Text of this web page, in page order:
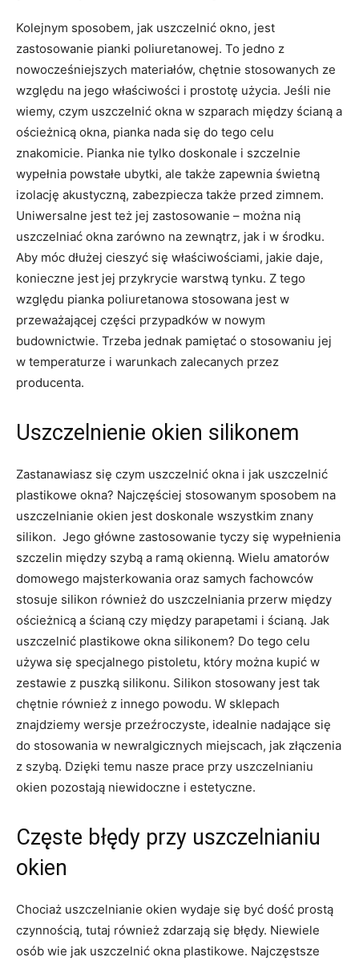
Kolejnym sposobem, jak uszczelnić okno, jest
zastosowanie pianki poliuretanowej. To jedno z
nowocześniejszych materiałów, chętnie stosowanych ze
względu na jego właściwości i prostotę użycia. Jeśli nie
wiemy, czym uszczelnić okna w szparach między ścianą a
ościeżnicą okna, pianka nada się do tego celu
znakomicie. Pianka nie tylko doskonale i szczelnie
wypełnia powstałe ubytki, ale także zapewnia świetną
izolację akustyczną, zabezpiecza także przed zimnem.
Uniwersalne jest też jej zastosowanie – można nią
uszczelniać okna zarówno na zewnątrz, jak i w środku.
Aby móc dłużej cieszyć się właściwościami, jakie daje,
konieczne jest jej przykrycie warstwą tynku. Z tego
względu pianka poliuretanowa stosowana jest w
przeważającej części przypadków w nowym
budownictwie. Trzeba jednak pamiętać o stosowaniu jej
w temperaturze i warunkach zalecanych przez
producenta.
Uszczelnienie okien silikonem
Zastanawiasz się czym uszczelnić okna i jak uszczelnić
plastikowe okna? Najczęściej stosowanym sposobem na
uszczelnianie okien jest doskonale wszystkim znany
silikon. Jego główne zastosowanie tyczy się wypełnienia
szczelin między szybą a ramą okienną. Wielu amatorów
domowego majsterkowania oraz samych fachowców
stosuje silikon również do uszczelniania przerw między
ościeżnicą a ścianą czy między parapetami i ścianą. Jak
uszczelnić plastikowe okna silikonem? Do tego celu
używa się specjalnego pistoletu, który można kupić w
zestawie z puszką silikonu. Silikon stosowany jest tak
chętnie również z innego powodu. W sklepach
znajdziemy wersje przeźroczyste, idealnie nadające się
do stosowania w newralgicznych miejscach, jak złączenia
z szybą. Dzięki temu nasze prace przy uszczelnianiu
okien pozostają niewidoczne i estetyczne.
Częste błędy przy uszczelnianiu
okien
Chociaż uszczelnianie okien wydaje się być dość prostą
czynnością, tutaj również zdarzają się błędy. Niewiele
osób wie jak uszczelnić okna plastikowe. Najczęstsze